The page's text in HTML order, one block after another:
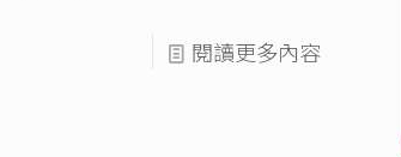
閱讀更多內容